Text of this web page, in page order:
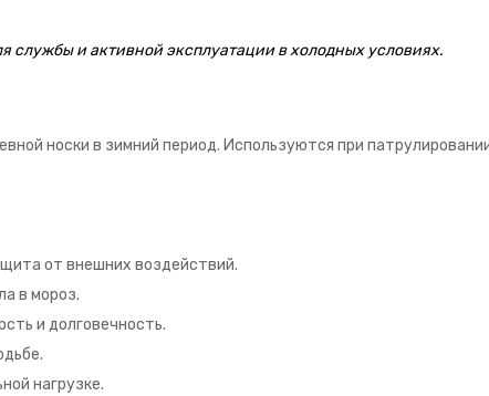
службы и активной эксплуатации в холодных условиях.
носки в зимний период. Используются при
от внешних воздействий.
в мороз.
и долговечность.
нагрузке.